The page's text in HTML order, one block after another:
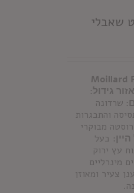
שאבלי
Moillard
אזור גידול:
שרדונה
והתבגרות
מבוקרי
בעל
עץ ירוק
מינרליים
צעיר ומאוזן